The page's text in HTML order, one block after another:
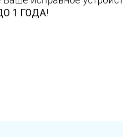
1 ГОДА!